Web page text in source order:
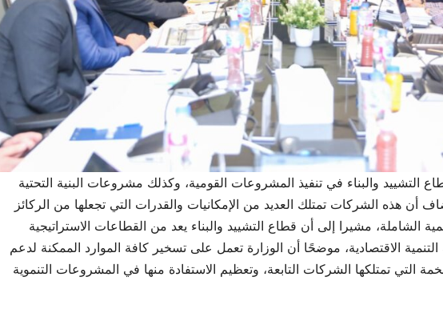
والبناء في تنفيذ المشروعات القومية، وكذلك مشروعات البنية التحتية
أن هذه الشركات تمتلك العديد من الإمكانيات والقدرات التي تجعلها من الركائز
الشاملة، مشيرا إلى أن قطاع التشييد والبناء يعد من القطاعات الاستراتيجية
الاقتصادية، موضحًا أن الوزارة تعمل على تسخير كافة الموارد الممكنة لدعم
التي تمتلكها الشركات التابعة، وتعظيم الاستفادة منها في المشروعات التنموية